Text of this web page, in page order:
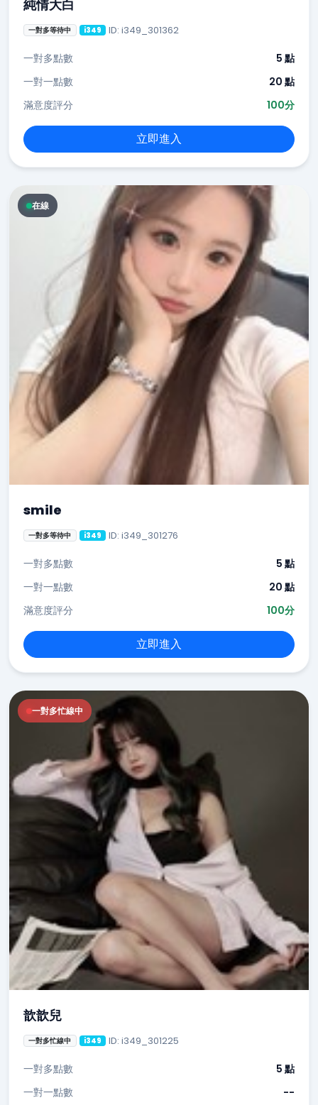
純情大白
一對多等待中 i349 ID: i349_301362
一對多點數
5 點
一對一點數
20 點
滿意度評分
100分
立即進入
在線
smile
一對多等待中 i349 ID: i349_301276
一對多點數
5 點
一對一點數
20 點
滿意度評分
100分
立即進入
一對多忙線中
歆歆兒
一對多忙線中 i349 ID: i349_301225
一對多點數
5 點
一對一點數
--